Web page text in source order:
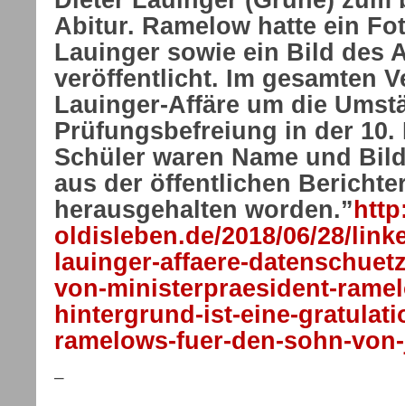
Abitur. Ramelow hatte ein
Lauinger sowie ein Bild des
veröffentlicht. Im gesamten
Lauinger-Affäre um die
Prüfungsbefreiung in der 10.
Schüler waren Name und
aus der öffentlichen
herausgehalten worden.”
oldisleben.de/2018/06/28/
lauinger-affaere-
von-ministerpraesident-
hintergrund-ist-eine-
ramelows-fuer-den-sohn-
–